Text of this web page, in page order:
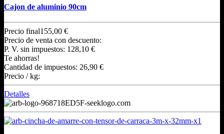
Cajon de aluminio 90cm
Precio final155,00 €
Precio de venta con descuento:
P. V. sin impuestos: 128,10 €
Te ahorras!
Cantidad de impuestos: 26,90 €
Precio / kg:
Detalles